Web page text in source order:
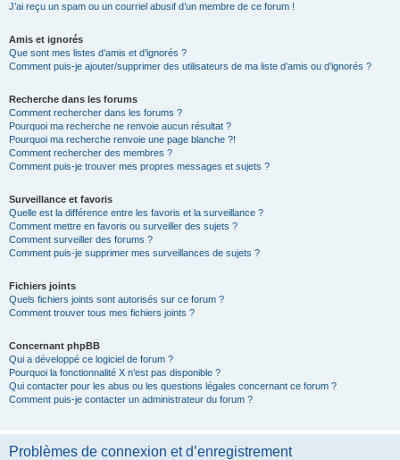
J’ai reçu un spam ou un courriel abusif d’un membre de ce forum !
Amis et ignorés
Que sont mes listes d’amis et d’ignorés ?
Comment puis-je ajouter/supprimer des utilisateurs de ma liste d’amis ou d’ignorés ?
Recherche dans les forums
Comment rechercher dans les forums ?
Pourquoi ma recherche ne renvoie aucun résultat ?
Pourquoi ma recherche renvoie une page blanche ?!
Comment rechercher des membres ?
Comment puis-je trouver mes propres messages et sujets ?
Surveillance et favoris
Quelle est la différence entre les favoris et la surveillance ?
Comment mettre en favoris ou surveiller des sujets ?
Comment surveiller des forums ?
Comment puis-je supprimer mes surveillances de sujets ?
Fichiers joints
Quels fichiers joints sont autorisés sur ce forum ?
Comment trouver tous mes fichiers joints ?
Concernant phpBB
Qui a développé ce logiciel de forum ?
Pourquoi la fonctionnalité X n’est pas disponible ?
Qui contacter pour les abus ou les questions légales concernant ce forum ?
Comment puis-je contacter un administrateur du forum ?
Problèmes de connexion et d’enregistrement